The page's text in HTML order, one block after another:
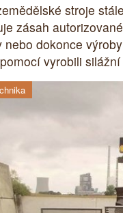
stroje
zásah
nebo dokonce
vyrobili